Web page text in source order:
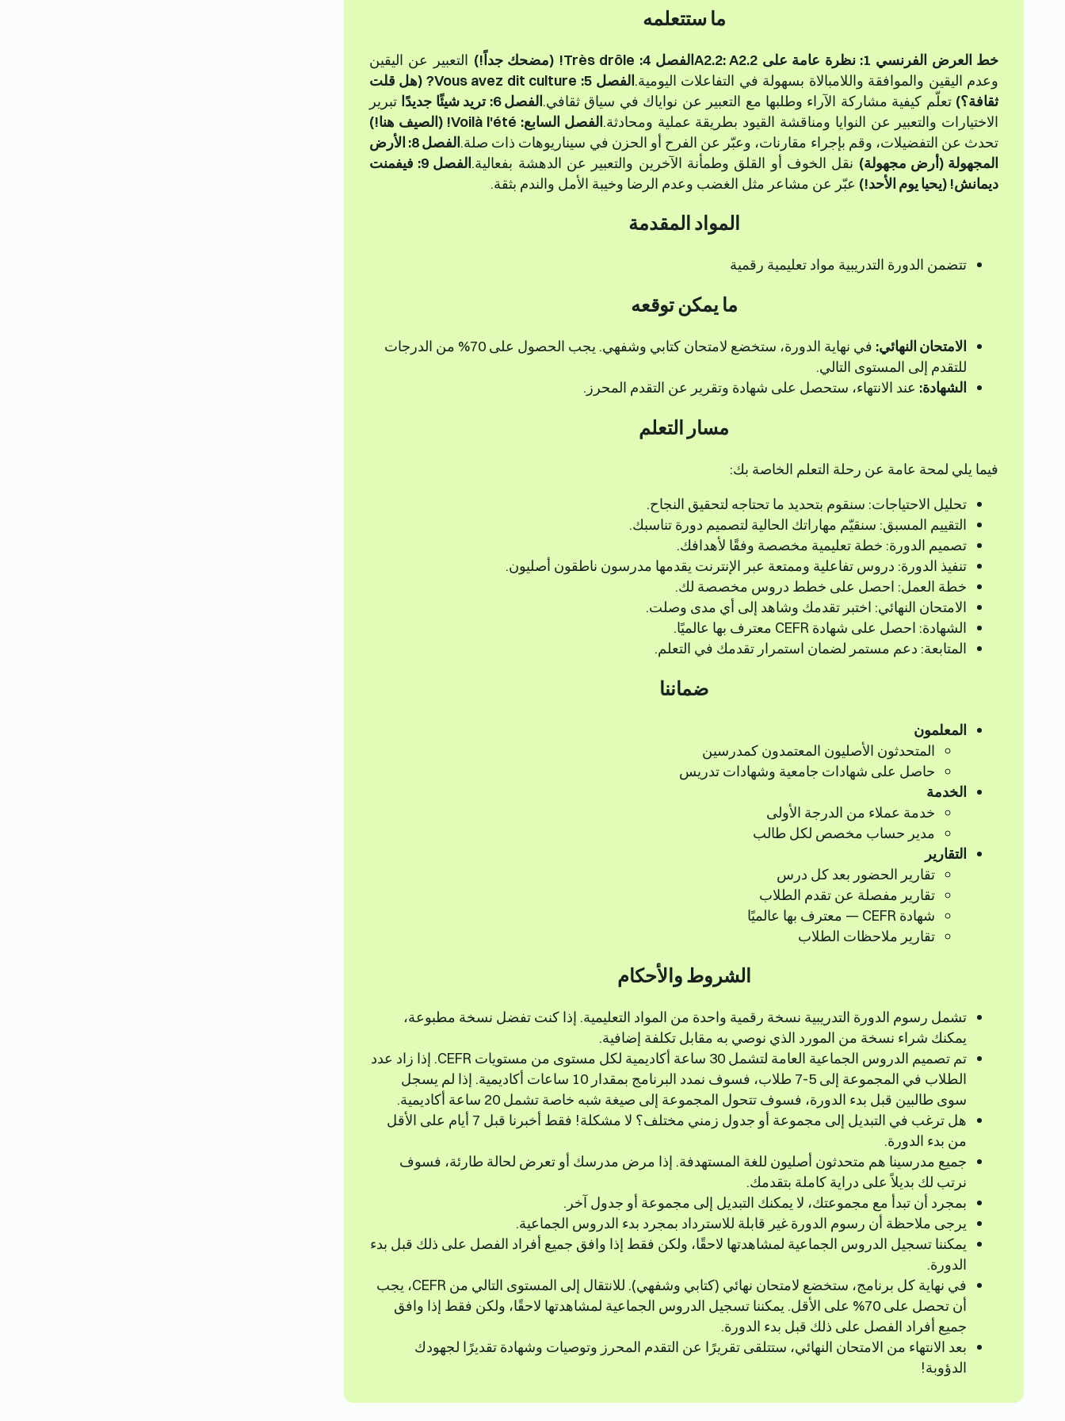
ما ستتعلمه
خط العرض الفرنسي 1: نظرة عامة على A2.2: A2.2 الفصل 4: Très drôle! (مضحك جداً!)
التعبير عن اليقين
وعدم اليقين والموافقة واللامبالاة بسهولة في التفاعلات اليومية.
الفصل 5: Vous avez dit culture? (هل قلت
ثقافة؟) تعلّم كيفية مشاركة الآراء وطلبها مع التعبير عن نواياك في سياق ثقافي.الفصل 6: تريد شيئًا جديدًا
تبرير
الاختيارات والتعبير عن النوايا ومناقشة القيود بطريقة عملية ومحادثة.الفصل السابع: Voilà l'été! (الصيف هنا!)
تحدث عن التفضيلات، وقم بإجراء مقارنات، وعبّر عن الفرح أو الحزن في سيناريوهات ذات صلة.
الفصل 8: الأرض
المجهولة (أرض مجهولة) نقل الخوف أو القلق وطمأنة الآخرين والتعبير عن الدهشة بفعالية.
الفصل 9: فيفمنت
ديمانش! (يحيا يوم الأحد!) عبّر عن مشاعر مثل الغضب وعدم الرضا وخيبة الأمل والندم بثقة.
المواد المقدمة
تتضمن الدورة التدريبية مواد تعليمية رقمية
ما يمكن توقعه
الامتحان النهائي:
في نهاية الدورة، ستخضع لامتحان كتابي وشفهي. يجب الحصول على 70% من الدرجات
للتقدم إلى المستوى التالي.
الشهادة: عند الانتهاء، ستحصل على شهادة وتقرير عن التقدم المحرز.
مسار التعلم
فيما يلي لمحة عامة عن رحلة التعلم الخاصة بك:
تحليل الاحتياجات: سنقوم بتحديد ما تحتاجه لتحقيق النجاح.
التقييم المسبق: سنقيّم مهاراتك الحالية لتصميم دورة تناسبك.
تصميم الدورة: خطة تعليمية مخصصة وفقًا لأهدافك.
تنفيذ الدورة: دروس تفاعلية وممتعة عبر الإنترنت يقدمها مدرسون ناطقون أصليون.
خطة العمل: احصل على خطط دروس مخصصة لك.
الامتحان النهائي: اختبر تقدمك وشاهد إلى أي مدى وصلت.
الشهادة: احصل على شهادة CEFR معترف بها عالميًا.
المتابعة: دعم مستمر لضمان استمرار تقدمك في التعلم.
ضماننا
المعلمون
المتحدثون الأصليون المعتمدون كمدرسين
حاصل على شهادات جامعية وشهادات تدريس
الخدمة
خدمة عملاء من الدرجة الأولى
مدير حساب مخصص لكل طالب
التقارير
تقارير الحضور بعد كل درس
تقارير مفصلة عن تقدم الطلاب
شهادة CEFR — معترف بها عالميًا
تقارير ملاحظات الطلاب
الشروط والأحكام
تشمل رسوم الدورة التدريبية نسخة رقمية واحدة من المواد التعليمية. إذا كنت تفضل نسخة مطبوعة،
يمكنك شراء نسخة من المورد الذي نوصي به مقابل تكلفة إضافية.
تم تصميم الدروس الجماعية العامة لتشمل 30 ساعة أكاديمية لكل مستوى من مستويات CEFR. إذا زاد عدد
الطلاب في المجموعة إلى 5-7 طلاب، فسوف نمدد البرنامج بمقدار 10 ساعات أكاديمية. إذا لم يسجل
سوى طالبين قبل بدء الدورة، فسوف تتحول المجموعة إلى صيغة شبه خاصة تشمل 20 ساعة أكاديمية.
هل ترغب في التبديل إلى مجموعة أو جدول زمني مختلف؟ لا مشكلة! فقط أخبرنا قبل 7 أيام على الأقل
من بدء الدورة.
جميع مدرسينا هم متحدثون أصليون للغة المستهدفة. إذا مرض مدرسك أو تعرض لحالة طارئة، فسوف
نرتب لك بديلاً على دراية كاملة بتقدمك.
بمجرد أن تبدأ مع مجموعتك، لا يمكنك التبديل إلى مجموعة أو جدول آخر.
يرجى ملاحظة أن رسوم الدورة غير قابلة للاسترداد بمجرد بدء الدروس الجماعية.
يمكننا تسجيل الدروس الجماعية لمشاهدتها لاحقًا، ولكن فقط إذا وافق جميع أفراد الفصل على ذلك قبل بدء
الدورة.
في نهاية كل برنامج، ستخضع لامتحان نهائي (كتابي وشفهي). للانتقال إلى المستوى التالي من CEFR، يجب
أن تحصل على 70% على الأقل. يمكننا تسجيل الدروس الجماعية لمشاهدتها لاحقًا، ولكن فقط إذا وافق
جميع أفراد الفصل على ذلك قبل بدء الدورة.
بعد الانتهاء من الامتحان النهائي، ستتلقى تقريرًا عن التقدم المحرز وتوصيات وشهادة تقديرًا لجهودك
الدؤوبة!